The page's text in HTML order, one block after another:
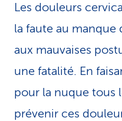
s
e
r
i
Les douleurs
la faute au manque
aux mauvaises
une fatalité. En
pour la nuque tous
prévenir ces